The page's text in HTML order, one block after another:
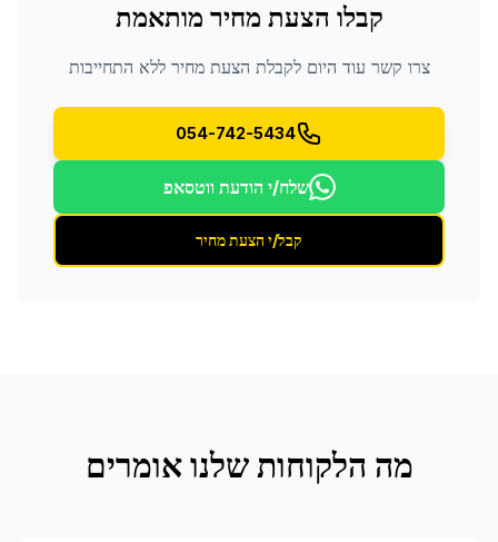
קבלו הצעת מחיר מותאמת
צרו קשר עוד היום לקבלת הצעת מחיר ללא התחייבות
054-742-5434
שלח/י הודעת ווטסאפ
קבל/י הצעת מחיר
מה הלקוחות שלנו אומרים